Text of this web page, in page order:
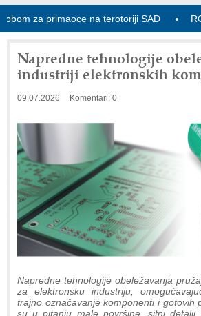
primaoce na terotoriji SAD ROSA
Napredne tehnologije
industriji elektronskih
09.07.2026 Komentari: 0
Napredne tehnologije obeležavanja
za elektronsku industriju,
trajno označavanje komponenti i gotovih
su u pitanju male površine, sitni detalji